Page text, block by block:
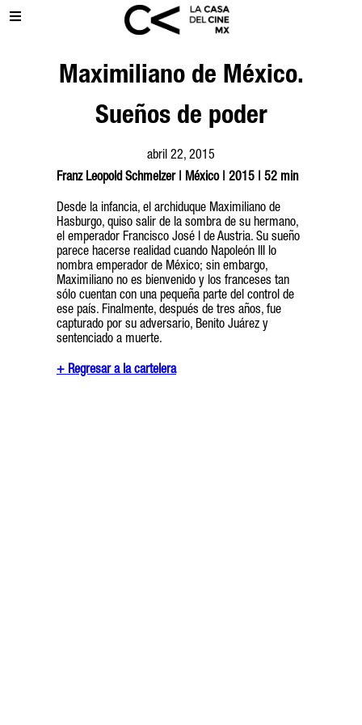
Maximiliano de México.
Sueños de poder
abril 22, 2015
Franz Leopold Schmelzer | México | 2015 | 52 min
Desde la infancia, el archiduque Maximiliano de
Hasburgo, quiso salir de la sombra de su hermano,
el emperador Francisco José I de Austria. Su sueño
parece hacerse realidad cuando Napoleón III lo
nombra emperador de México; sin embargo,
Maximiliano no es bienvenido y los franceses tan
sólo cuentan con una pequeña parte del control de
ese país. Finalmente, después de tres años, fue
capturado por su adversario, Benito Juárez y
sentenciado a muerte.
+ Regresar a la cartelera